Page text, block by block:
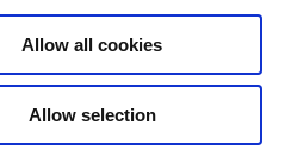
Allow all cookies
Allow selection